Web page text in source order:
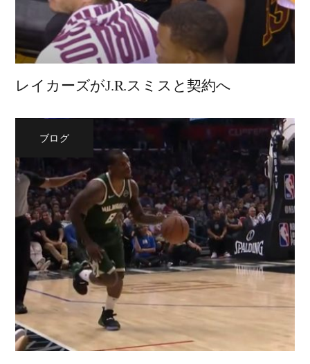
レイカーズがJ.R.スミスと契約へ
ブログ